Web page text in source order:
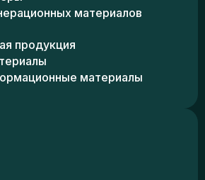
материалов
продукция
материалы